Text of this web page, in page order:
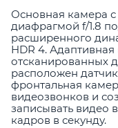
Основная камера
диафрагмой f/1.8
расширенного
HDR 4.
отсканированных
расположен
фронтальная
видеозвонков и
записывать видео
кадров в секунду.